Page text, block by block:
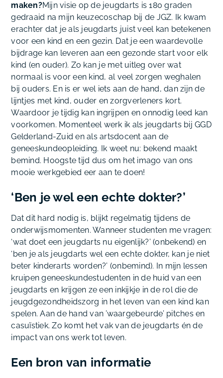
maken?Mijn visie op de jeugdarts is 180 graden
gedraaid na mijn keuzecoschap bij de JGZ. Ik kwam
erachter dat je als jeugdarts juist veel kan betekenen
voor een kind en een gezin. Dat je een waardevolle
bijdrage kan leveren aan een gezonde start voor elk
kind (en ouder). Zo kan je met uitleg over wat
normaal is voor een kind, al veel zorgen weghalen
bij ouders. En is er wel iets aan de hand, dan zijn de
lijntjes met kind, ouder en zorgverleners kort.
Waardoor je tijdig kan ingrijpen en onnodig leed kan
voorkomen. Momenteel werk ik als jeugdarts bij GGD
Gelderland-Zuid en als artsdocent aan de
geneeskundeopleiding. Ik weet nu: bekend maakt
bemind. Hoogste tijd dus om het imago van ons
mooie werkgebied eer aan te doen!
‘Ben je wel een echte dokter?’
Dat dit hard nodig is, blijkt regelmatig tijdens de
onderwijsmomenten. Wanneer studenten me vragen:
‘wat doet een jeugdarts nu eigenlijk?’ (onbekend) en
‘ben je als jeugdarts wel een echte dokter, kan je niet
beter kinderarts worden?’ (onbemind). In mijn lessen
kruipen geneeskundestudenten in de huid van een
jeugdarts en krijgen ze een inkijkje in de rol die de
jeugdgezondheidszorg in het leven van een kind kan
spelen. Aan de hand van ’waargebeurde’ pitches en
casuïstiek. Zo komt het vak van de jeugdarts én de
impact van ons werk tot leven.
Een bron van informatie